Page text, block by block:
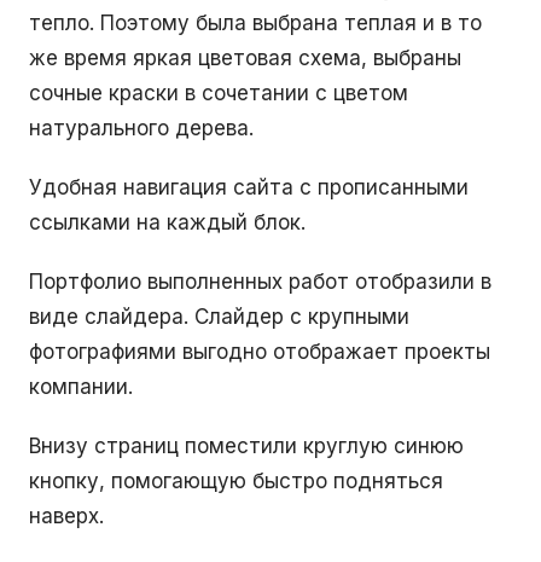
тепло. Поэтому была выбрана теплая и в то
же время яркая цветовая схема, выбраны
сочные краски в сочетании с цветом
натурального дерева.
Удобная навигация сайта с прописанными
ссылками на каждый блок.
Портфолио выполненных работ отобразили в
виде слайдера. Слайдер с крупными
фотографиями выгодно отображает проекты
компании.
Внизу страниц поместили круглую синюю
кнопку, помогающую быстро подняться
наверх.